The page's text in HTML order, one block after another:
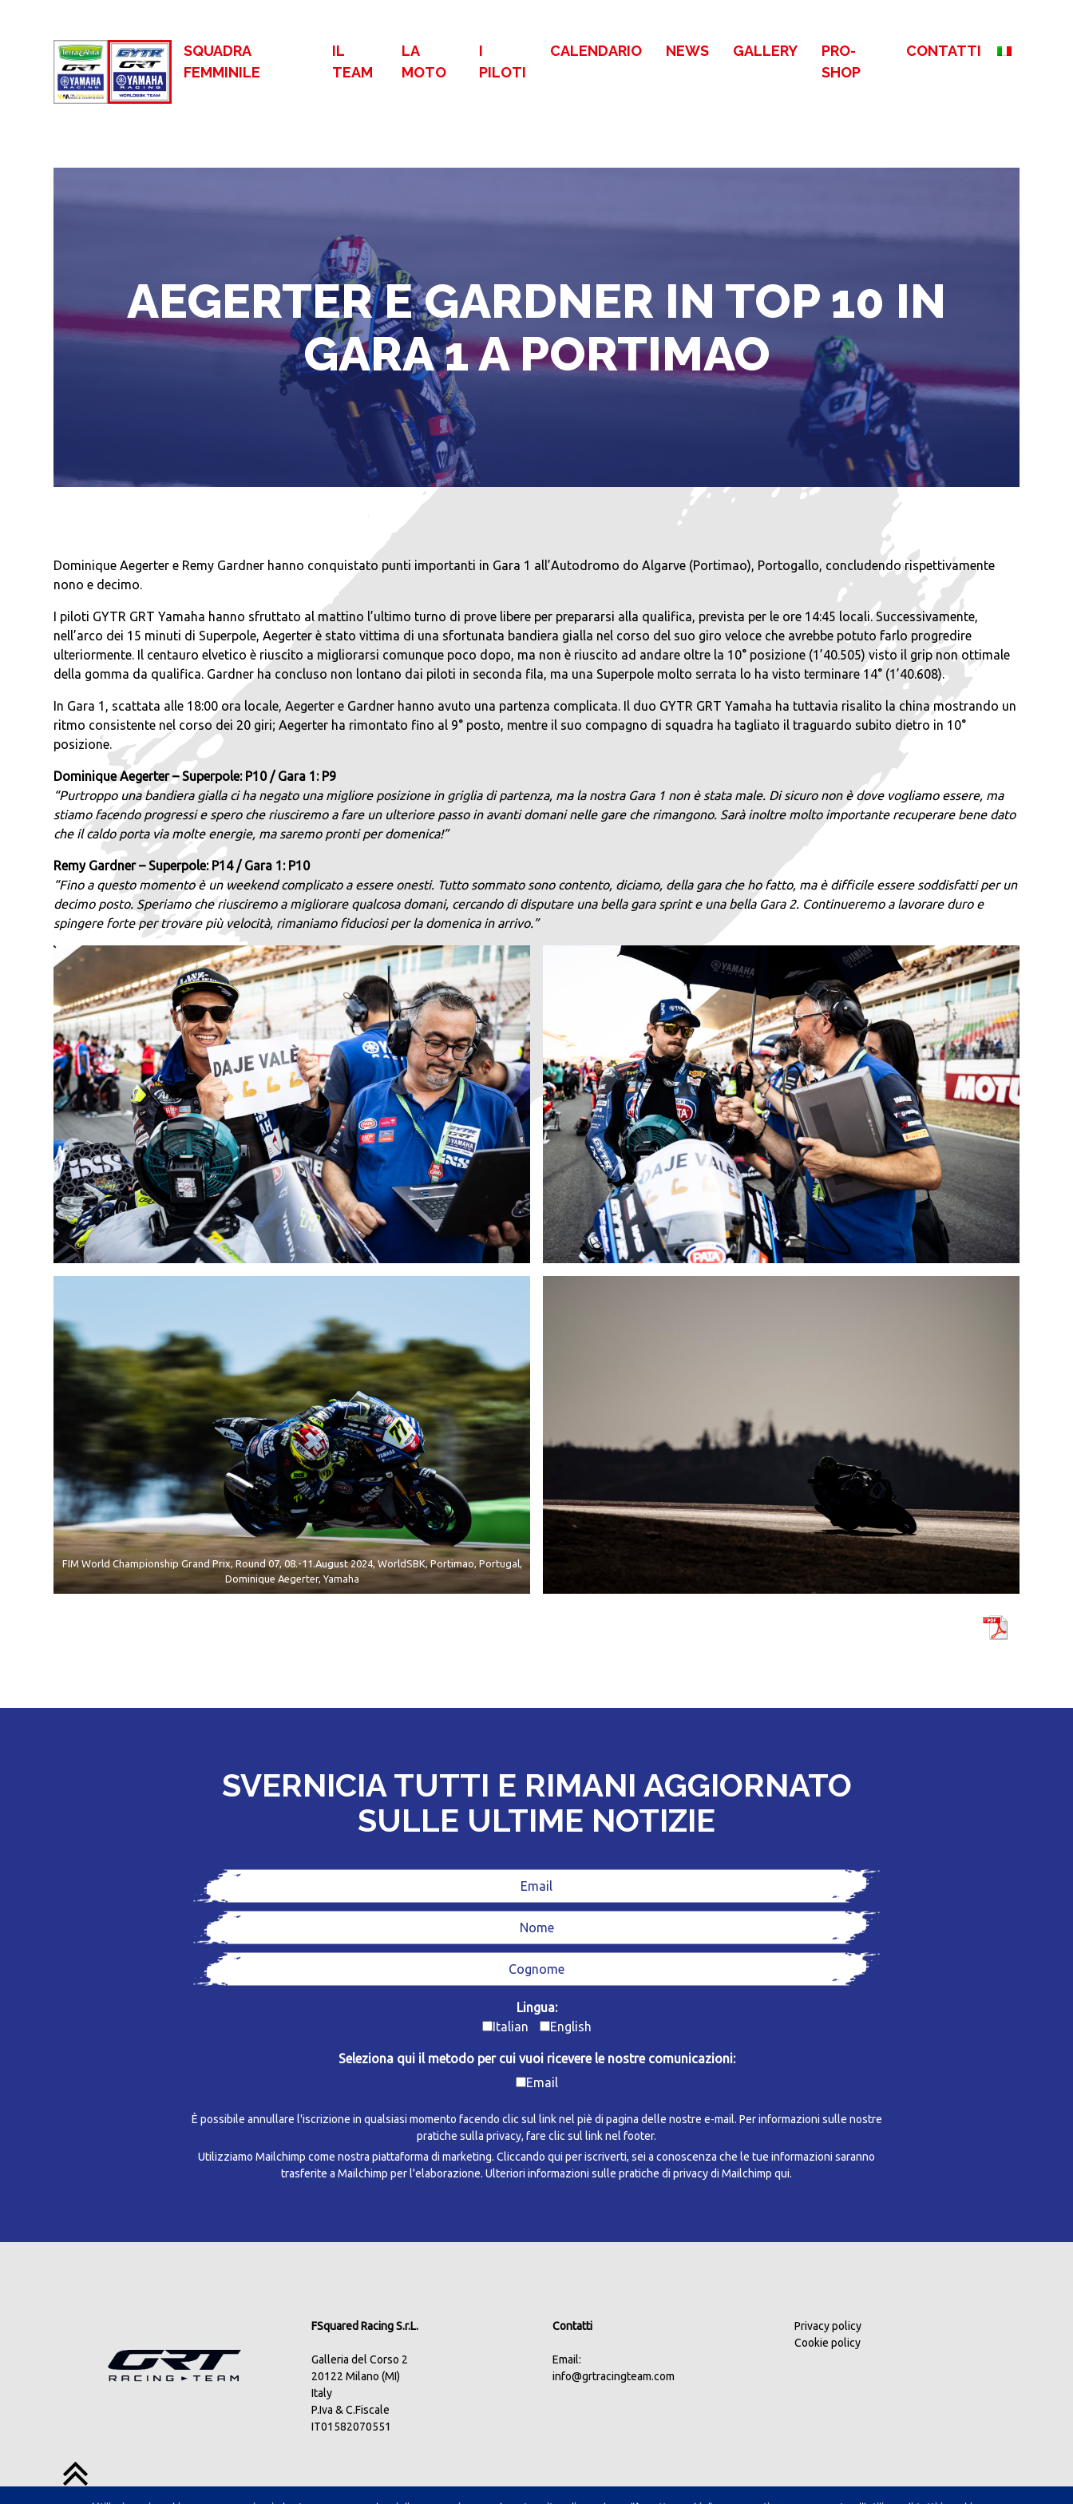
SQUADRA
FEMMINILE
IL
TEAM
LA
MOTO
I
PILOTI
CALENDARIO NEWS GALLERY
PRO-
SHOP
CONTATTI
AEGERTER E GARDNER IN TOP 10 IN
GARA 1 A PORTIMAO
Dominique Aegerter e Remy Gardner hanno conquistato punti importanti in Gara 1 all’Autodromo do Algarve (Portimao), Portogallo, concludendo rispettivamente
nono e decimo.
I piloti GYTR GRT Yamaha hanno sfruttato al mattino l’ultimo turno di prove libere per prepararsi alla qualifica, prevista per le ore 14:45 locali. Successivamente,
nell’arco dei 15 minuti di Superpole, Aegerter è stato vittima di una sfortunata bandiera gialla nel corso del suo giro veloce che avrebbe potuto farlo progredire
ulteriormente. Il centauro elvetico è riuscito a migliorarsi comunque poco dopo, ma non è riuscito ad andare oltre la 10° posizione (1’40.505) visto il grip non ottimale
della gomma da qualifica. Gardner ha concluso non lontano dai piloti in seconda fila, ma una Superpole molto serrata lo ha visto terminare 14° (1’40.608).
In Gara 1, scattata alle 18:00 ora locale, Aegerter e Gardner hanno avuto una partenza complicata. Il duo GYTR GRT Yamaha ha tuttavia risalito la china mostrando un
ritmo consistente nel corso dei 20 giri; Aegerter ha rimontato fino al 9° posto, mentre il suo compagno di squadra ha tagliato il traguardo subito dietro in 10°
posizione.
Dominique Aegerter – Superpole: P10 / Gara 1: P9
“Purtroppo una bandiera gialla ci ha negato una migliore posizione in griglia di partenza, ma la nostra Gara 1 non è stata male. Di sicuro non è dove vogliamo essere, ma
stiamo facendo progressi e spero che riusciremo a fare un ulteriore passo in avanti domani nelle gare che rimangono. Sarà inoltre molto importante recuperare bene dato
che il caldo porta via molte energie, ma saremo pronti per domenica!”
Remy Gardner – Superpole: P14 / Gara 1: P10
“Fino a questo momento è un weekend complicato a essere onesti. Tutto sommato sono contento, diciamo, della gara che ho fatto, ma è difficile essere soddisfatti per un
decimo posto. Speriamo che riusciremo a migliorare qualcosa domani, cercando di disputare una bella gara sprint e una bella Gara 2. Continueremo a lavorare duro e
spingere forte per trovare più velocità, rimaniamo fiduciosi per la domenica in arrivo.”
FIM World Championship Grand Prix, Round 07, 08.-11.August 2024, WorldSBK, Portimao, Portugal,
Dominique Aegerter, Yamaha
SVERNICIA TUTTI E RIMANI AGGIORNATO
SULLE ULTIME NOTIZIE
Lingua:
Italian
English
Seleziona qui il metodo per cui vuoi ricevere le nostre comunicazioni:
Email
È possibile annullare l'iscrizione in qualsiasi momento facendo clic sul link nel piè di pagina delle nostre e-mail. Per informazioni sulle nostre
pratiche sulla privacy, fare clic sul link nel footer.
Utilizziamo Mailchimp come nostra piattaforma di marketing. Cliccando qui per iscriverti, sei a conoscenza che le tue informazioni saranno
trasferite a Mailchimp per l'elaborazione. Ulteriori informazioni sulle pratiche di privacy di Mailchimp qui.
FSquared Racing S.r.L.
Galleria del Corso 2
20122 Milano (MI)
Italy
P.Iva & C.Fiscale
IT01582070551
Contatti
Email:
info@grtracingteam.com
Privacy policy
Cookie policy